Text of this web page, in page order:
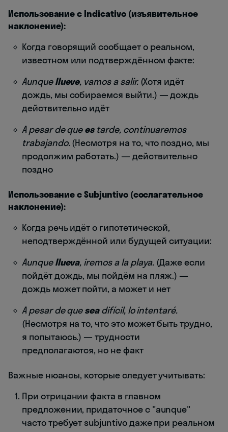
Использование с Indicativo (изъявительное
наклонение):
Когда говорящий сообщает о реальном,
известном или подтверждённом факте:
Aunquellueve, vamos a salir.(Хотя идёт
дождь, мы собираемся выйти.) — дождь
действительно идёт
A pesar de queestarde, continuaremos
trabajando.(Несмотря на то, что поздно, мы
продолжим работать.) — действительно
поздно
Использование с Subjuntivo (сослагательное
наклонение):
Когда речь идёт о гипотетической,
неподтверждённой или будущей ситуации:
Aunquellueva, iremos a la playa. (Даже если
пойдёт дождь, мы пойдём на пляж.) —
дождь может пойти, а может и нет
A pesar de queseadifícil, lo intentaré.
(Несмотря на то, что это может быть трудно,
я попытаюсь.) — трудности
предполагаются, но не факт
Важные нюансы, которые следует учитывать:
При отрицании факта в главном
предложении, придаточное с "aunque"
часто требует subjuntivo даже при реальном